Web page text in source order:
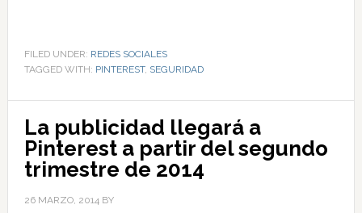
FILED UNDER: REDES SOCIALES
TAGGED WITH: PINTEREST, SEGURIDAD
La publicidad llegará a
Pinterest a partir del segundo
trimestre de 2014
26 MARZO, 2014 BY